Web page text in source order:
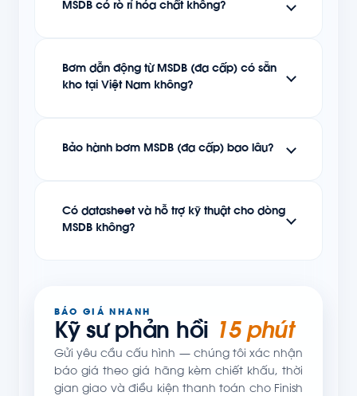
MSDB có rò rỉ hóa chất không?
Bơm dẫn động từ MSDB (đa cấp) có sẵn
kho tại Việt Nam không?
Bảo hành bơm MSDB (đa cấp) bao lâu?
Có datasheet và hỗ trợ kỹ thuật cho dòng
MSDB không?
BÁO GIÁ NHANH
Kỹ sư phản hồi 15 phút
Gửi yêu cầu cấu hình — chúng tôi xác nhận
báo giá theo giá hãng kèm chiết khấu, thời
gian giao và điều kiện thanh toán cho Finish